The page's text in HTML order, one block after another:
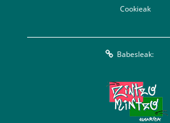
Cookieak
Babesleak: